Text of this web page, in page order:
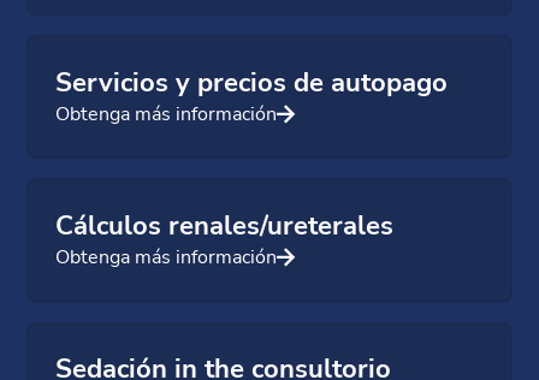
Servicios y precios de autopago
Obtenga más información
Cálculos renales/ureterales
Obtenga más información
Sedación in the consultorio